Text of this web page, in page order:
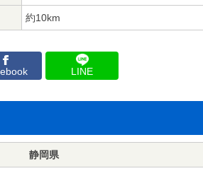
約10km
LINE
静岡県